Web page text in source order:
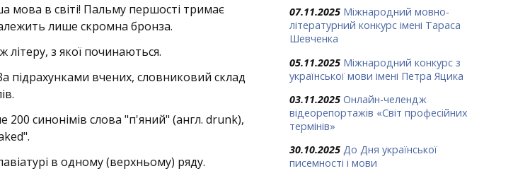
мова в світі! Пальму першості тримає
лише скромна бронза.
літеру, з якої починаються.
підрахунками вчених, словниковий склад
синонімів слова "п'яний" (англ. drunk),
в одному (верхньому) ряду.
07.11.2025 Міжнародний мовно-
літературний конкурс імені Тараса
Шевченка
05.11.2025 Міжнародний конкурс з
української мови імені Петра Яцика
03.11.2025 Онлайн-челендж
відеорепортажів «Світ професійних
термінів»
30.10.2025 До Дня української
писемності і мови